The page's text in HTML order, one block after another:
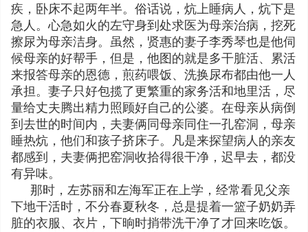
疾，卧床不起两年半。俗话说，炕上睡病人，炕下是
急人。心急如火的左守身到处求医为母亲治病，挖死
擦尿为母亲洁身。虽然，贤惠的妻子李秀琴也是他伺
候母亲的好帮手，但是，他图的就是多干脏活、累活
来报答母亲的恩德，煎药喂饭、洗换尿布都由他一人
承担。妻子只好包揽了更繁重的家务活和地里活，尽
量给丈夫腾出精力照顾好自己的公婆。在母亲从病倒
到去世的时间内，夫妻俩同母亲同住一孔窑洞，母亲
睡热炕，他们和孩子挤床子。凡是来探望病人的亲友
都感到，夫妻俩把窑洞收拾得很干净，迟早去，都没
有异味。
那时，左苏丽和左海军正在上学，经常看见父亲
下地干活时，不分春夏秋冬，总是提着一篮子奶奶弄
脏的衣服、衣片，下晌时捎带洗干净了才回来吃饭。